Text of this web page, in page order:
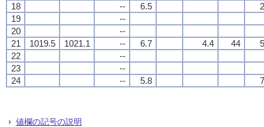
18
-- 6.5
19
--
20
--
21
1019.5 1021.1 -- 6.7 4.4 44
22
--
23
--
24
-- 5.8
値欄の記号の説明